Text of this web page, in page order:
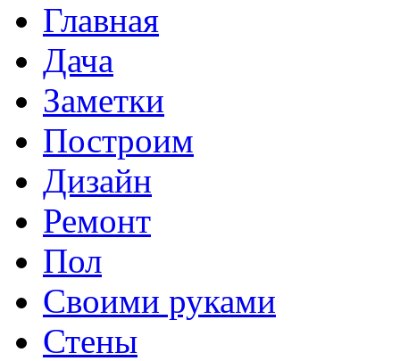
Главная
Дача
Заметки
Построим
Дизайн
Ремонт
Пол
Своими руками
Стены